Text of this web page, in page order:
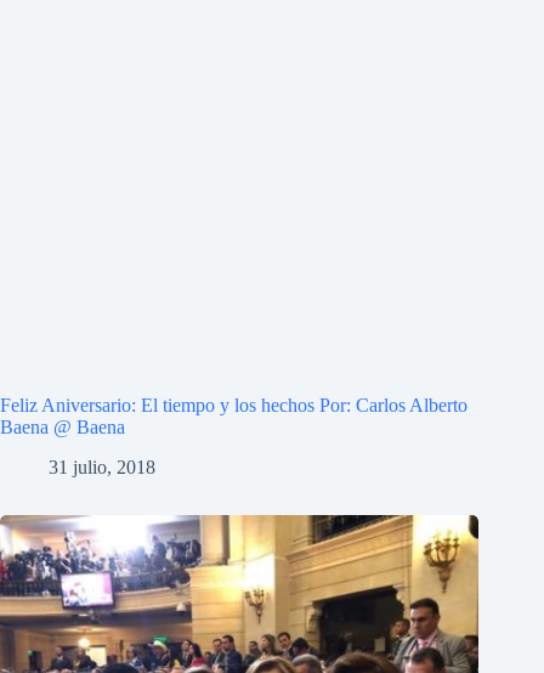
Feliz Aniversario: El tiempo y los hechos Por: Carlos Alberto
Baena @ Baena
31 julio, 2018